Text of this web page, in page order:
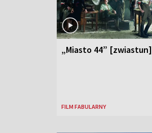
„Miasto 44” [zwiastun]
FILM FABULARNY